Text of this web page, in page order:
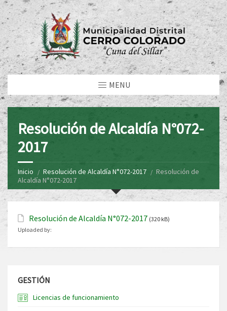
MENU
Resolución de Alcaldía N°072-
2017
Inicio Resolución de Alcaldía N°072-2017
Resolución de
Alcaldía N°072-2017
Resolución de Alcaldía N°072-2017 (320 kB)
Uploaded by:
GESTIÓN
Licencias de funcionamiento